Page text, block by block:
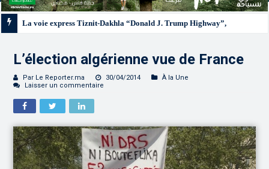
L’élection algérienne vue de France
Par Le Reporter.ma 30/04/2014
À la Une
Laisser un commentaire